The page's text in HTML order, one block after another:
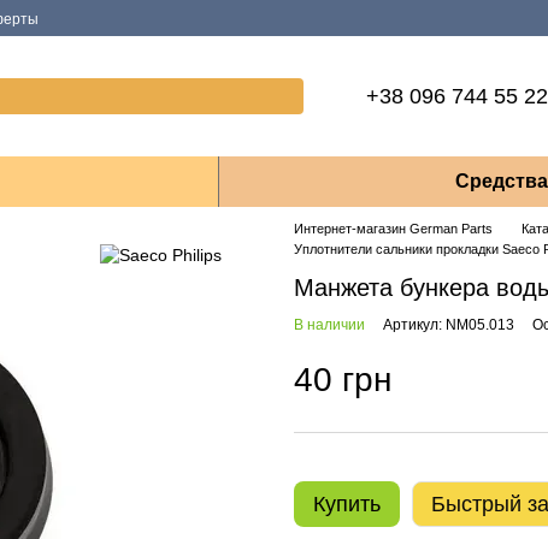
+38 096 744 55 22
Интернет-магазин German Parts
Уплотнители сальники прокладки Saeco
Манжета бункера
В наличии Артикул: NM05.013
40 грн
Купить Быстрый